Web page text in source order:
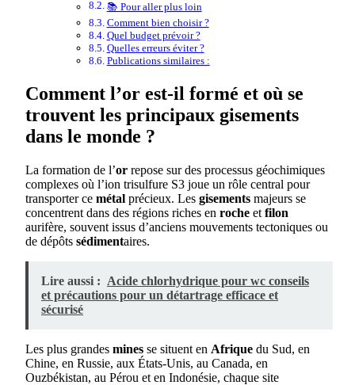
📚 Pour aller plus loin
Comment bien choisir ?
Quel budget prévoir ?
Quelles erreurs éviter ?
Publications similaires :
Comment l’or est-il formé et où se
trouvent les principaux gisements
dans le monde ?
La formation de l’or repose sur des processus géochimiques
complexes où l’ion trisulfure S3 joue un rôle central pour
transporter ce métal précieux. Les gisements majeurs se
concentrent dans des régions riches en roche et filon
aurifère, souvent issus d’anciens mouvements tectoniques ou
de dépôts sédimentaires.
Lire aussi : Acide chlorhydrique pour wc conseils
et précautions pour un détartrage efficace et
sécurisé
Les plus grandes mines se situent en Afrique du Sud, en
Chine, en Russie, aux États-Unis, au Canada, en
Ouzbékistan, au Pérou et en Indonésie, chaque site